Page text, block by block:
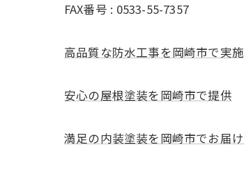
FAX番号 : 0533-55-7357
高品質な防水工事を岡崎市で実施
安心の屋根塗装を岡崎市で提供
満足の内装塗装を岡崎市でお届け